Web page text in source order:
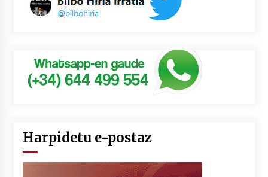
Harpidetu e-postaz